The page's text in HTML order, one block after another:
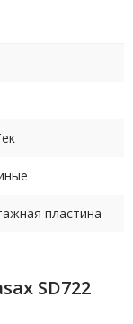
пластина
SD722